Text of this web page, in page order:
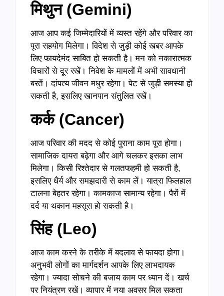
मिथुन (Gemini)
आज आप कई जिम्मेदारियों में व्यस्त रहेंगे और परिवार का
पूरा सहयोग मिलेगा। विदेश से जुड़ी कोई खबर आपके
लिए फायदेमंद साबित हो सकती है। मन को नकारात्मक
विचारों से दूर रखें। निवेश के मामलों में अभी सावधानी
बरतें। दांपत्य जीवन मधुर रहेगा। पेट से जुड़ी समस्या हो
सकती है, इसलिए खानपान संतुलित रखें।
कर्क (Cancer)
आज परिवार की मदद से कोई पुराना काम पूरा होगा।
सामाजिक दायरा बढ़ेगा और आगे चलकर इसका लाभ
मिलेगा। किसी रिश्तेदार से गलतफहमी हो सकती है,
इसलिए धैर्य और समझदारी से काम लें। यात्रा फिलहाल
टालना बेहतर रहेगा। कामकाज सामान्य रहेगा। पैरों में
दर्द या थकान महसूस हो सकती है।
सिंह (Leo)
आज काम करने के तरीके में बदलाव से फायदा होगा।
अनुभवी लोगों का मार्गदर्शन आपके लिए लाभदायक
रहेगा। ज्यादा सोचने की बजाय काम पर ध्यान दें। खर्च
पर नियंत्रण रखें। व्यापार में नया अवसर मिल सकता